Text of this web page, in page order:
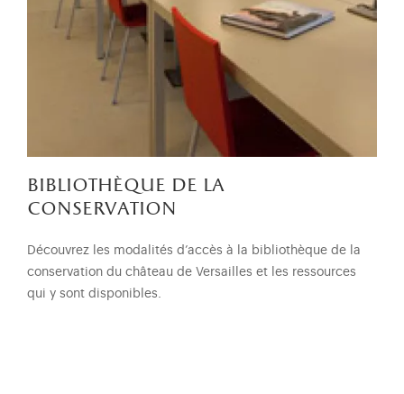
bibliothèque de la
conservation
Découvrez les modalités d’accès à la bibliothèque de la
conservation du château de Versailles et les ressources
qui y sont disponibles.